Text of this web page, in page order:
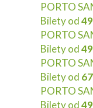
PORTO
Bilety od
PORTO
Bilety od
PORTO
Bilety od
PORTO
Bilety od